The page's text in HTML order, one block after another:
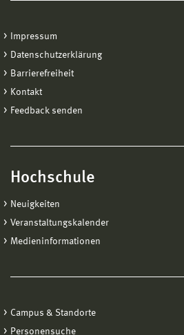
Impressum
Datenschutzerklärung
Barrierefreiheit
Kontakt
Feedback senden
Hochschule
Neuigkeiten
Veranstaltungskalender
Medieninformationen
Campus & Standorte
Personensuche